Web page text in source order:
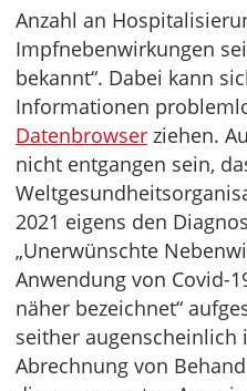
Anzahl an
Impfnebenwirkungen
bekannt“. Dabei kann
Informationen
Datenbrowser ziehen.
nicht entgangen sein,
2021 eigens den
„Unerwünschte
Anwendung von Covid-
näher bezeichnet“
seither augenscheinlich
Abrechnung von